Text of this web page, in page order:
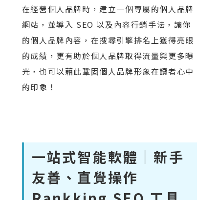
在經營個人品牌時，建立一個專屬的個人品牌
網站，並導入 SEO 以及內容行銷手法，讓你
的個人品牌內容，在搜尋引擎排名上獲得亮眼
的成績，更有助於個人品牌取得流量與更多曝
光，也可以藉此鞏固個人品牌形象在讀者心中
的印象！
一站式智能軟體｜新手
友善、直覺操作